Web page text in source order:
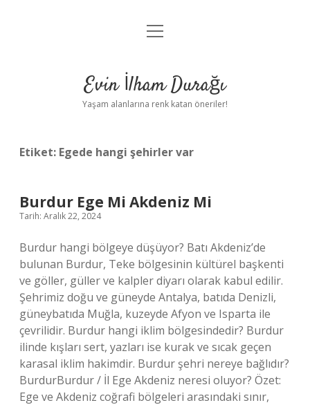
Anasayfa
Yasal Uyarı
menüyü
Evin İlham Durağı
Yaşam alanlarına renk katan öneriler!
Etiket: Egede hangi şehirler var
Burdur Ege Mi Akdeniz Mi
Tarih: Aralık 22, 2024
Burdur hangi bölgeye düşüyor? Batı Akdeniz’de
bulunan Burdur, Teke bölgesinin kültürel başkenti
ve göller, güller ve kalpler diyarı olarak kabul edilir.
Şehrimiz doğu ve güneyde Antalya, batıda Denizli,
güneybatıda Muğla, kuzeyde Afyon ve Isparta ile
çevrilidir. Burdur hangi iklim bölgesindedir? Burdur
ilinde kışları sert, yazları ise kurak ve sıcak geçen
karasal iklim hakimdir. Burdur şehri nereye bağlıdır?
BurdurBurdur / İl Ege Akdeniz neresi oluyor? Özet:
Ege ve Akdeniz coğrafi bölgeleri arasındaki sınır,